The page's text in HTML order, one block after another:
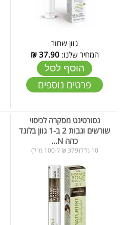
גוון שחור
המחיר שלנו:37.90
₪
הוסף לסל
פרטים נוספים
נטורטינט מסקרה לכיסוי
שורשים וגבות 2 ב-1 גוון בלונד
כהה N...
10 מ"ל(379 ₪ ל-100 מ"ל)